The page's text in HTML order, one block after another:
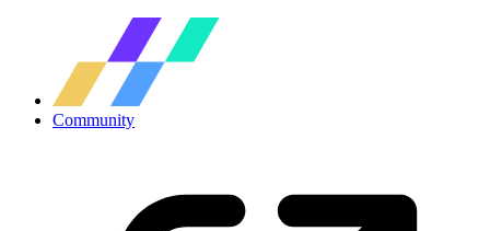
Community